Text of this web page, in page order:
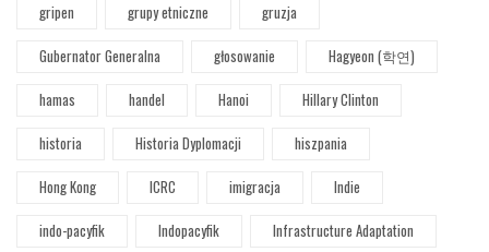
gripen
grupy etniczne
gruzja
Gubernator Generalna
głosowanie
Hagyeon (학연)
hamas
handel Hanoi
Hillary Clinton
historia
Historia Dyplomacji
hiszpania
Hong Kong
ICRC imigracja
Indie
indo-pacyfik
Indopacyfik
Infrastructure Adaptation